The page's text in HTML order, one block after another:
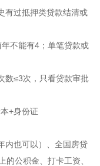
有过抵押类贷款结清或
不能有4；单笔贷款或
数≤3次，只看贷款审批
+身份证
内也可以）、全国房贷
的公积金、打卡工资、